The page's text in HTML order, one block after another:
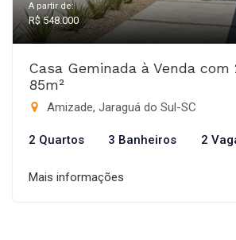
A partir de:
R$ 548.000
Casa Geminada à Venda com
85m²
Amizade, Jaraguá do Sul-SC
2 Quartos 3 Banheiros 2
Mais informações